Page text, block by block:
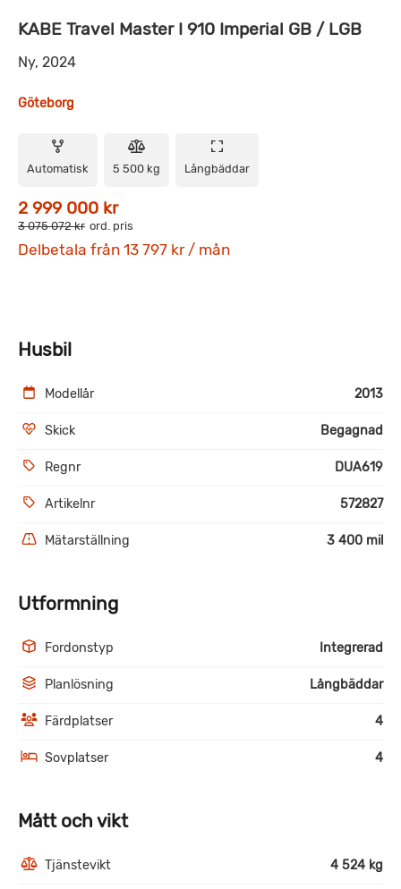
KABE Travel Master I 910 Imperial GB / LGB
Ny, 2024
Göteborg
Automatisk 5 500 kg Långbäddar
2 999 000 kr
3 075 072 kr ord. pris
Delbetala från 13 797 kr / mån
Husbil
Modellår 2013
Skick Begagnad
Regnr DUA619
Artikelnr 572827
Mätarställning 3 400 mil
Utformning
Fordonstyp Integrerad
Planlösning Långbäddar
Färdplatser 4
Sovplatser 4
Mått och vikt
Tjänstevikt 4 524 kg